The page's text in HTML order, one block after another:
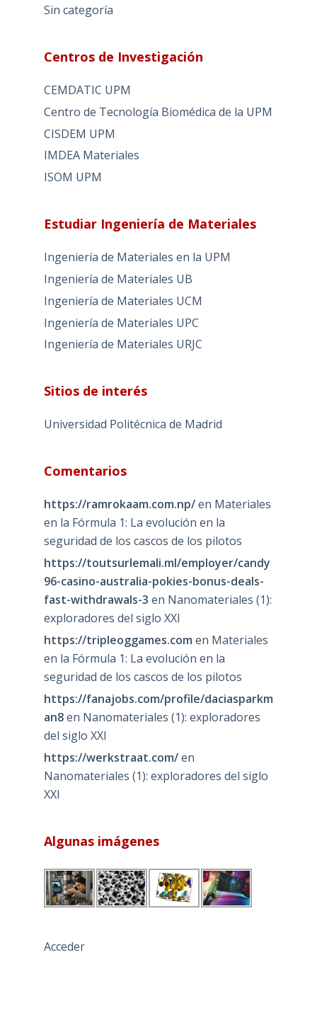
Sin categoría
Centros de Investigación
CEMDATIC UPM
Centro de Tecnología Biomédica de la UPM
CISDEM UPM
IMDEA Materiales
ISOM UPM
Estudiar Ingeniería de Materiales
Ingeniería de Materiales en la UPM
Ingeniería de Materiales UB
Ingeniería de Materiales UCM
Ingeniería de Materiales UPC
Ingeniería de Materiales URJC
Sitios de interés
Universidad Politécnica de Madrid
Comentarios
https://ramrokaam.com.np/en Materiales
en la Fórmula 1: La evolución en la
seguridad de los cascos de los pilotos
https://toutsurlemali.ml/employer/candy
96-casino-australia-pokies-bonus-deals-
fast-withdrawals-3 en Nanomateriales (1):
exploradores del siglo XXI
https://tripleoggames.com en Materiales
en la Fórmula 1: La evolución en la
seguridad de los cascos de los pilotos
https://fanajobs.com/profile/daciasparkm
an8en Nanomateriales (1): exploradores
del siglo XXI
https://werkstraat.com/en
Nanomateriales (1): exploradores del siglo
XXI
Algunas imágenes
Acceder